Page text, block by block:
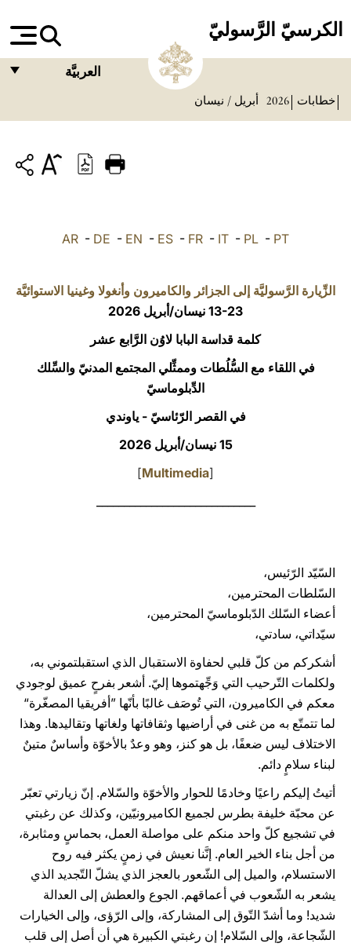
الكرسيّ الرَّسوليّ
العربيَّة
ITALIANO
POLSKI
中文
LATINE
خطابات 2026 أبريل / نيسان
AR - DE - EN - ES - FR - IT - PL - PT
الزِّيارة الرَّسوليَّة إلى الجزائر والكاميرون وأنغولا وغينيا الاستوائيَّة
13-23 نيسان/أبريل 2026
كلمة قداسة البابا لاوُن الرَّابع عشر
في اللقاء مع السُّلُطات وممثِّلي المجتمع المدنيّ والسِّلك
الدِّبلوماسيّ
في القصر الرّئاسيّ - ياوندي
15 نيسان/أبريل 2026
[
Multimedia
]
السّيّد الرّئيس،
السّلطات المحترمين،
أعضاء السّلك الدّبلوماسيّ المحترمين،
سيّداتي، سادتي،
أشكركم من كلّ قلبي لحفاوة الاستقبال الذي استقبلتموني به،
ولكلمات التّرحيب التي وَجِّهتموها إليّ. أشعر بفرحٍ عميق لوجودي
معكم في الكاميرون، التي تُوصَف غالبًا بأنّها ”أفريقيا المصغّرة“
لما تتمتّع به من غنى في أراضيها وثقافاتها ولغاتها وتقاليدها. وهذا
الاختلاف ليس ضعفًا، بل هو كنز، وهو وعدٌ بالأخوّة وأساسٌ متينٌ
لبناء سلامٍ دائم.
أتيتُ إليكم راعيًا وخادمًا للحوار والأخوّة والسّلام. إنّ زيارتي تعبّر
عن محبّة خليفة بطرس لجميع الكاميرونيّين، وكذلك عن رغبتي
في تشجيع كلّ واحد منكم على مواصلة العمل، بحماسٍ ومثابرة،
من أجل بناء الخير العام. إنَّنا نعيش في زمنٍ يكثر فيه روح
الاستسلام، والميل إلى الشّعور بالعجز الذي يشلّ التّجديد الذي
يشعر به الشّعوب في أعماقهم. الجوع والعطش إلى العدالة
شديد! وما أشدّ التّوق إلى المشاركة، وإلى الرّؤى، وإلى الخيارات
الشّجاعة، وإلى السّلام! إن رغبتي الكبيرة هي أن أصل إلى قلب